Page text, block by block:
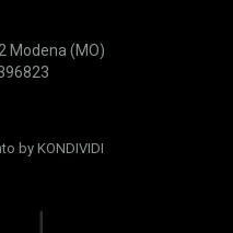
Modena (MO)
by KONDIVIDI